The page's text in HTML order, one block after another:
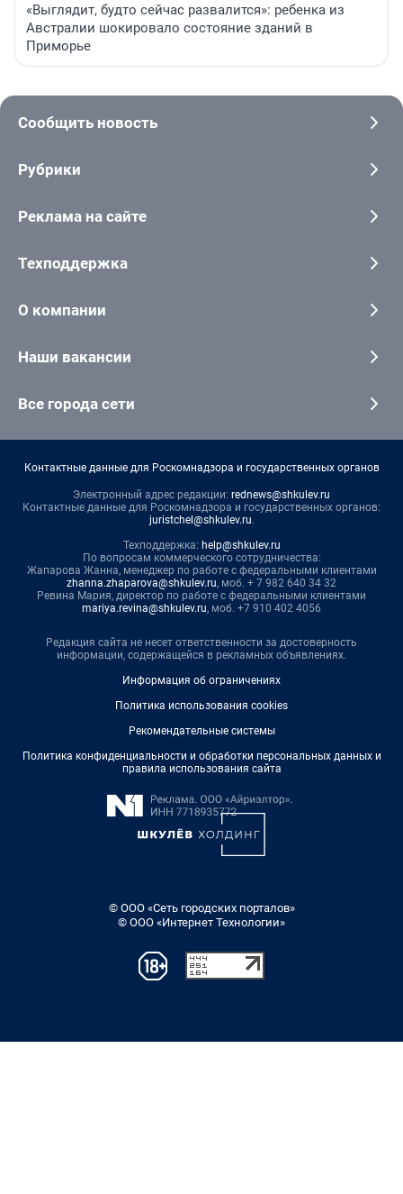
«Выглядит, будто сейчас развалится»: ребенка из
Австралии шокировало состояние зданий в
Приморье
Сообщить новость
Рубрики
Реклама на сайте
Техподдержка
О компании
Наши вакансии
Все города сети
Контактные данные для Роскомнадзора и государственных органов
Электронный адрес редакции: rednews@shkulev.ru
Контактные данные для Роскомнадзора и государственных органов:
juristchel@shkulev.ru.
Техподдержка: help@shkulev.ru
По вопросам коммерческого сотрудничества:
Жапарова Жанна, менеджер по работе с федеральными клиентами
zhanna.zhaparova@shkulev.ru, моб. + 7 982 640 34 32
Ревина Мария, директор по работе с федеральными клиентами
mariya.revina@shkulev.ru, моб. +7 910 402 4056
Редакция сайта не несет ответственности за достоверность
информации, содержащейся в рекламных объявлениях.
Информация об ограничениях
Политика использования cookies
Рекомендательные системы
Политика конфиденциальности и обработки персональных данных и
правила использования сайта
© ООО «Сеть городских порталов»
© ООО «Интернет Технологии»